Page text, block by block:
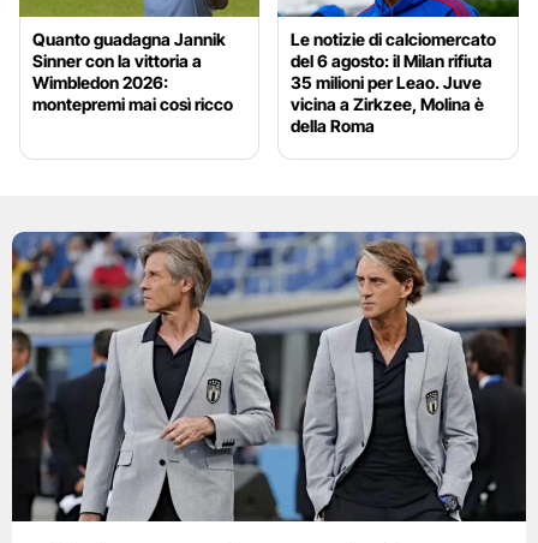
Quanto guadagna Jannik
Sinner con la vittoria a
Wimbledon 2026:
montepremi mai così ricco
Le notizie di calciomercato
del 6 agosto: il Milan rifiuta
35 milioni per Leao. Juve
vicina a Zirkzee, Molina è
della Roma